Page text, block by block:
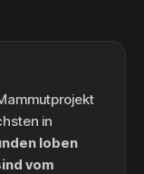
in
loben
vom